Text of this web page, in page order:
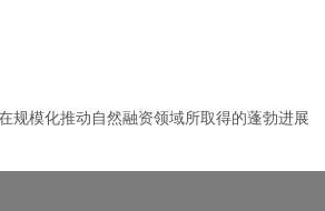
规模化推动自然融资领域所取得的蓬勃进展